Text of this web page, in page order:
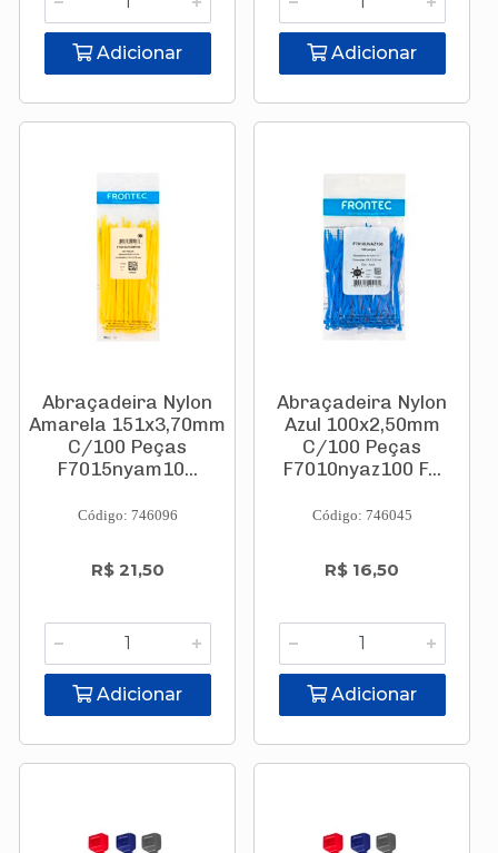
Adicionar Adicionar
Abraçadeira Nylon
Amarela 151x3,70mm
C/100 Peças
F7015nyam10...
Código: 746096
R$ 21,50
Adicionar
Abraçadeira Nylon
Azul 100x2,50mm
C/100 Peças
F7010nyaz100 F...
Código: 746045
R$ 16,50
Adicionar